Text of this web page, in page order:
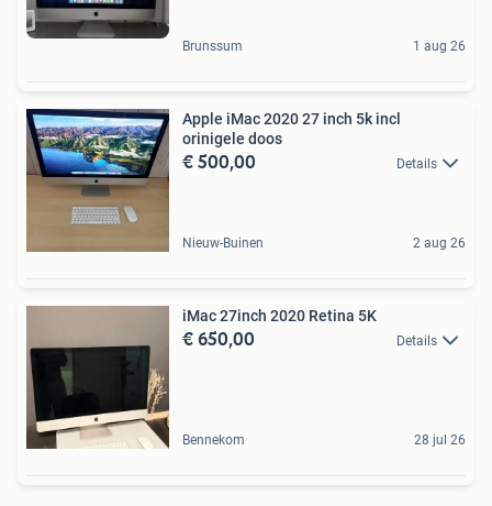
Brunssum 1 aug 26
Apple iMac 2020 27 inch 5k incl
orinigele doos
€ 500,00 Details
Nieuw-Buinen 2 aug 26
iMac 27inch 2020 Retina 5K
€ 650,00 Details
Bennekom 28 jul 26